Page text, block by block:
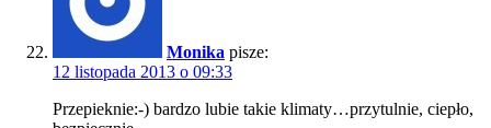
Monika pisze:
12 listopada 2013 o 09:33
Przepieknie:-) bardzo lubie takie klimaty…przytulnie, ciepło,